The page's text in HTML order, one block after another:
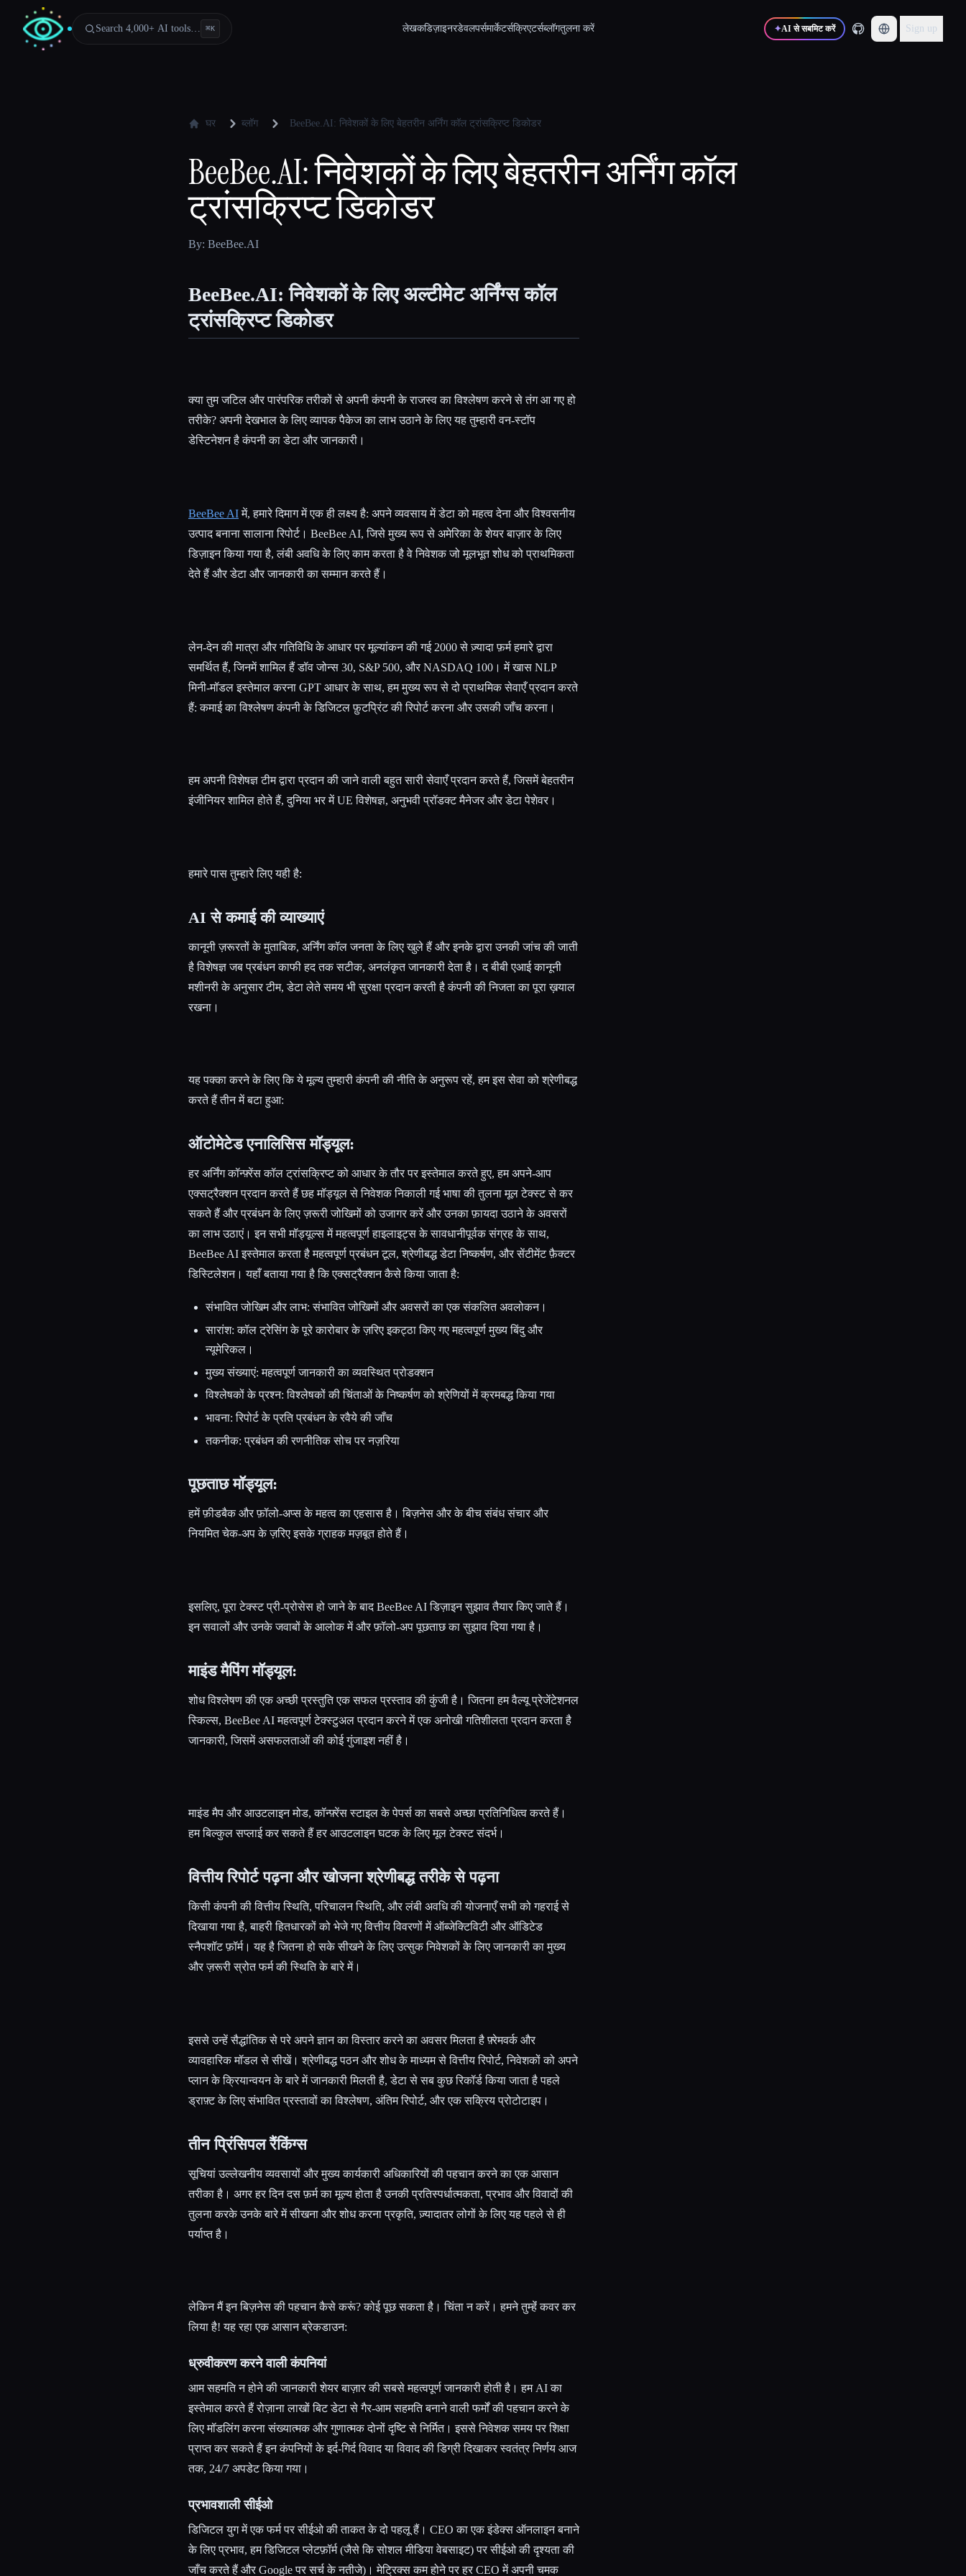
Search 4,000+ AI tools… ⌘K लेखकडिज़ाइनरडेवलपर्समार्केटर्सक्रिएटर्सब्लॉगतुलना करें ✦AI से सबमिट करें Sign up
घर ब्लॉग BeeBee.AI: निवेशकों के लिए बेहतरीन अर्निंग कॉल ट्रांसक्रिप्ट डिकोडर
BeeBee.AI: निवेशकों के लिए बेहतरीन अर्निंग कॉल
ट्रांसक्रिप्ट डिकोडर
By: BeeBee.AI
BeeBee.AI: निवेशकों के लिए अल्टीमेट अर्निंग्स कॉल
ट्रांसक्रिप्ट डिकोडर
क्या तुम जटिल और पारंपरिक तरीकों से अपनी कंपनी के राजस्व का विश्लेषण करने से तंग आ गए हो
तरीके? अपनी देखभाल के लिए व्यापक पैकेज का लाभ उठाने के लिए यह तुम्हारी वन-स्टॉप
डेस्टिनेशन है कंपनी का डेटा और जानकारी।
BeeBee AIमें, हमारे दिमाग में एक ही लक्ष्य है: अपने व्यवसाय में डेटा को महत्व देना और विश्वसनीय
उत्पाद बनाना सालाना रिपोर्ट। BeeBee AI, जिसे मुख्य रूप से अमेरिका के शेयर बाज़ार के लिए
डिज़ाइन किया गया है, लंबी अवधि के लिए काम करता है वे निवेशक जो मूलभूत शोध को प्राथमिकता
देते हैं और डेटा और जानकारी का सम्मान करते हैं।
लेन-देन की मात्रा और गतिविधि के आधार पर मूल्यांकन की गई 2000 से ज़्यादा फ़र्म हमारे द्वारा
समर्थित हैं, जिनमें शामिल हैं डॉव जोन्स 30, S&P 500, और NASDAQ 100। में खास NLP
मिनी-मॉडल इस्तेमाल करना GPT आधार के साथ, हम मुख्य रूप से दो प्राथमिक सेवाएँ प्रदान करते
हैं: कमाई का विश्लेषण कंपनी के डिजिटल फ़ुटप्रिंट की रिपोर्ट करना और उसकी जाँच करना।
हम अपनी विशेषज्ञ टीम द्वारा प्रदान की जाने वाली बहुत सारी सेवाएँ प्रदान करते हैं, जिसमें बेहतरीन
इंजीनियर शामिल होते हैं, दुनिया भर में UE विशेषज्ञ, अनुभवी प्रॉडक्ट मैनेजर और डेटा पेशेवर।
हमारे पास तुम्हारे लिए यही है:
AI से कमाई की व्याख्याएं
कानूनी ज़रूरतों के मुताबिक, अर्निंग कॉल जनता के लिए खुले हैं और इनके द्वारा उनकी जांच की जाती
है विशेषज्ञ जब प्रबंधन काफी हद तक सटीक, अनलंकृत जानकारी देता है। द बीबी एआई कानूनी
मशीनरी के अनुसार टीम, डेटा लेते समय भी सुरक्षा प्रदान करती है कंपनी की निजता का पूरा ख़याल
रखना।
यह पक्का करने के लिए कि ये मूल्य तुम्हारी कंपनी की नीति के अनुरूप रहें, हम इस सेवा को श्रेणीबद्ध
करते हैं तीन में बटा हुआ:
ऑटोमेटेड एनालिसिस मॉड्यूल:
हर अर्निंग कॉन्फ़्रेंस कॉल ट्रांसक्रिप्ट को आधार के तौर पर इस्तेमाल करते हुए, हम अपने-आप
एक्सट्रैक्शन प्रदान करते हैं छह मॉड्यूल से निवेशक निकाली गई भाषा की तुलना मूल टेक्स्ट से कर
सकते हैं और प्रबंधन के लिए ज़रूरी जोखिमों को उजागर करें और उनका फ़ायदा उठाने के अवसरों
का लाभ उठाएं। इन सभी मॉड्यूल्स में महत्वपूर्ण हाइलाइट्स के सावधानीपूर्वक संग्रह के साथ,
BeeBee AI इस्तेमाल करता है महत्वपूर्ण प्रबंधन टूल, श्रेणीबद्ध डेटा निष्कर्षण, और सेंटीमेंट फ़ैक्टर
डिस्टिलेशन। यहाँ बताया गया है कि एक्सट्रैक्शन कैसे किया जाता है:
संभावित जोखिम और लाभ: संभावित जोखिमों और अवसरों का एक संकलित अवलोकन।
सारांश: कॉल ट्रेसिंग के पूरे कारोबार के ज़रिए इकट्ठा किए गए महत्वपूर्ण मुख्य बिंदु और
न्यूमेरिकल।
मुख्य संख्याएं: महत्वपूर्ण जानकारी का व्यवस्थित प्रोडक्शन
विश्लेषकों के प्रश्न: विश्लेषकों की चिंताओं के निष्कर्षण को श्रेणियों में क्रमबद्ध किया गया
भावना: रिपोर्ट के प्रति प्रबंधन के रवैये की जाँच
तकनीक: प्रबंधन की रणनीतिक सोच पर नज़रिया
पूछताछ मॉड्यूल:
हमें फ़ीडबैक और फ़ॉलो-अप्स के महत्व का एहसास है। बिज़नेस और के बीच संबंध संचार और
नियमित चेक-अप के ज़रिए इसके ग्राहक मज़बूत होते हैं।
इसलिए, पूरा टेक्स्ट प्री-प्रोसेस हो जाने के बाद BeeBee AI डिज़ाइन सुझाव तैयार किए जाते हैं।
इन सवालों और उनके जवाबों के आलोक में और फ़ॉलो-अप पूछताछ का सुझाव दिया गया है।
माइंड मैपिंग मॉड्यूल:
शोध विश्लेषण की एक अच्छी प्रस्तुति एक सफल प्रस्ताव की कुंजी है। जितना हम वैल्यू प्रेजेंटेशनल
स्किल्स, BeeBee AI महत्वपूर्ण टेक्स्टुअल प्रदान करने में एक अनोखी गतिशीलता प्रदान करता है
जानकारी, जिसमें असफलताओं की कोई गुंजाइश नहीं है।
माइंड मैप और आउटलाइन मोड, कॉन्फ़्रेंस स्टाइल के पेपर्स का सबसे अच्छा प्रतिनिधित्व करते हैं।
हम बिल्कुल सप्लाई कर सकते हैं हर आउटलाइन घटक के लिए मूल टेक्स्ट संदर्भ।
वित्तीय रिपोर्ट पढ़ना और खोजना श्रेणीबद्ध तरीके से पढ़ना
किसी कंपनी की वित्तीय स्थिति, परिचालन स्थिति, और लंबी अवधि की योजनाएँ सभी को गहराई से
दिखाया गया है, बाहरी हितधारकों को भेजे गए वित्तीय विवरणों में ऑब्जेक्टिविटी और ऑडिटेड
स्नैपशॉट फ़ॉर्म। यह है जितना हो सके सीखने के लिए उत्सुक निवेशकों के लिए जानकारी का मुख्य
और ज़रूरी स्रोत फर्म की स्थिति के बारे में।
इससे उन्हें सैद्धांतिक से परे अपने ज्ञान का विस्तार करने का अवसर मिलता है फ़्रेमवर्क और
व्यावहारिक मॉडल से सीखें। श्रेणीबद्ध पठन और शोध के माध्यम से वित्तीय रिपोर्ट, निवेशकों को अपने
प्लान के क्रियान्वयन के बारे में जानकारी मिलती है, डेटा से सब कुछ रिकॉर्ड किया जाता है पहले
ड्राफ़्ट के लिए संभावित प्रस्तावों का विश्लेषण, अंतिम रिपोर्ट, और एक सक्रिय प्रोटोटाइप।
तीन प्रिंसिपल रैंकिंग्स
सूचियां उल्लेखनीय व्यवसायों और मुख्य कार्यकारी अधिकारियों की पहचान करने का एक आसान
तरीका है। अगर हर दिन दस फ़र्म का मूल्य होता है उनकी प्रतिस्पर्धात्मकता, प्रभाव और विवादों की
तुलना करके उनके बारे में सीखना और शोध करना प्रकृति, ज़्यादातर लोगों के लिए यह पहले से ही
पर्याप्त है।
लेकिन मैं इन बिज़नेस की पहचान कैसे करूं? कोई पूछ सकता है। चिंता न करें। हमने तुम्हेंं कवर कर
लिया है! यह रहा एक आसान ब्रेकडाउन:
ध्रुवीकरण करने वाली कंपनियां
आम सहमति न होने की जानकारी शेयर बाज़ार की सबसे महत्वपूर्ण जानकारी होती है। हम AI का
इस्तेमाल करते हैं रोज़ाना लाखों बिट डेटा से गैर-आम सहमति बनाने वाली फर्मों की पहचान करने के
लिए मॉडलिंग करना संख्यात्मक और गुणात्मक दोनों दृष्टि से निर्मित। इससे निवेशक समय पर शिक्षा
प्राप्त कर सकते हैं इन कंपनियों के इर्द-गिर्द विवाद या विवाद की डिग्री दिखाकर स्वतंत्र निर्णय आज
तक, 24/7 अपडेट किया गया।
प्रभावशाली सीईओ
डिजिटल युग में एक फर्म पर सीईओ की ताकत के दो पहलू हैं। CEO का एक इंडेक्स ऑनलाइन बनाने
के लिए प्रभाव, हम डिजिटल प्लेटफ़ॉर्म (जैसे कि सोशल मीडिया वेबसाइट) पर सीईओ की दृश्यता की
जाँच करते हैं और Google पर सर्च के नतीजे)। मेट्रिक्स कम होने पर हर CEO में अपनी चमक